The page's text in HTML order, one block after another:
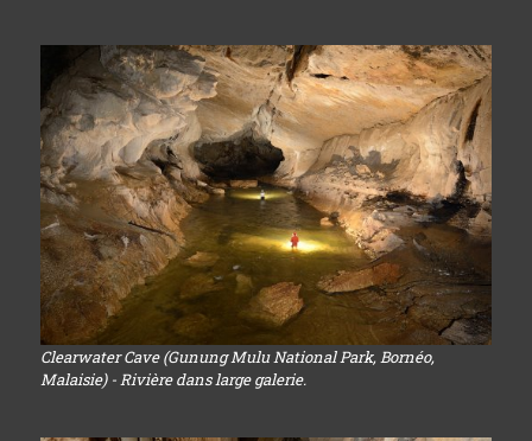
Clearwater Cave (Gunung Mulu National Park, Bornéo,
Malaisie) - Rivière dans large galerie.